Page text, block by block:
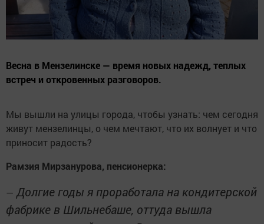
Весна в Мензелинске — время новых надежд, теплых
встреч и откровенных разговоров.
Мы вышли на улицы города, чтобы узнать: чем сегодня
живут мензелинцы, о чем мечтают, что их волнует и что
приносит радость?
Рамзия Мирзанурова, пенсионерка:
— Долгие годы я проработала на кондитерской
фабрике в Шильнебаше, оттуда вышла